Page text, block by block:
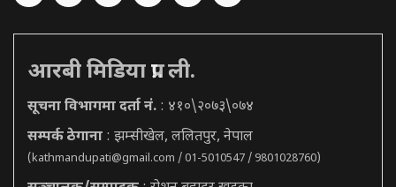
आरबी मिडिया प्रा. ली.
सूचना विभागमा दर्ता नं. : ४१०\२०७३\०७४
सम्पर्क ठेगाना : झम्सीखेल, ललितपुर, नेपाल
(kathmandupati@gmail.com / 01-5010547 / 9801028760)